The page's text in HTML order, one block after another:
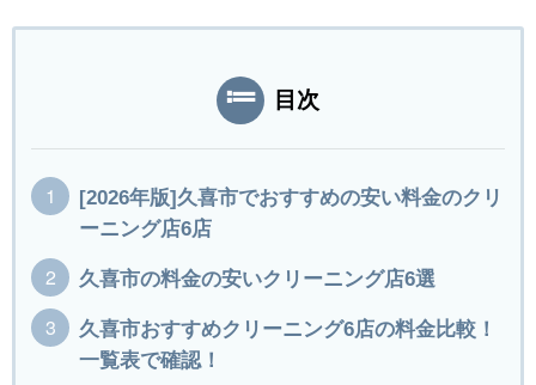
目次
[2026年版]久喜市でおすすめの安い料金のクリ
ーニング店6店
久喜市の料金の安いクリーニング店6選
久喜市おすすめクリーニング6店の料金比較！
一覧表で確認！